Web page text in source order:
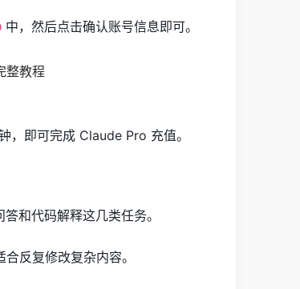
中，然后点击确认账号信息即可。
，即可完成 Claude Pro 充值。
和代码解释这几类任务。
反复修改复杂内容。